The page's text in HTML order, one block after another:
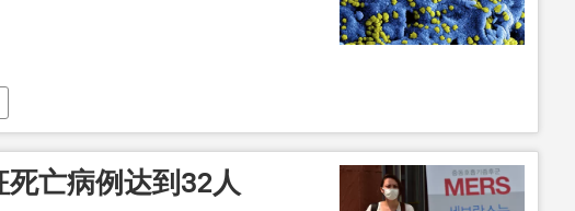
亡病例达到32人